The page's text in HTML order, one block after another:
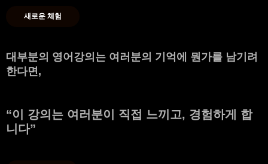
새로운 체험
대부분의 영어강의는 여러분의 기억에 뭔가를 남기려
한다면,
“이 강의는 여러분이 직접 느끼고, 경험하게 합
니다”